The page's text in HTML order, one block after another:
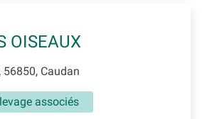
OISEAUX
56850, Caudan
associés